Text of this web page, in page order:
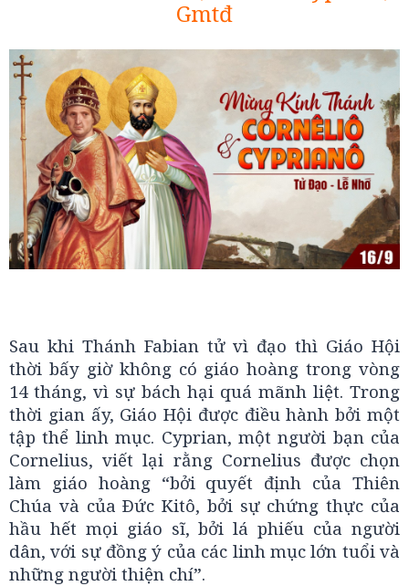
Gmtđ
Sau khi Thánh Fabian tử vì đạo thì Giáo Hội
thời bấy giờ không có giáo hoàng trong vòng
14 tháng, vì sự bách hại quá mãnh liệt. Trong
thời gian ấy, Giáo Hội được điều hành bởi một
tập thể linh mục. Cyprian, một người bạn của
Cornelius, viết lại rằng Cornelius được chọn
làm giáo hoàng “bởi quyết định của Thiên
Chúa và của Ðức Kitô, bởi sự chứng thực của
hầu hết mọi giáo sĩ, bởi lá phiếu của người
dân, với sự đồng ý của các linh mục lớn tuổi và
những người thiện chí”.